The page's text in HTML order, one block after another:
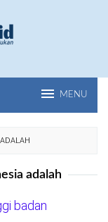
MENU
adalah